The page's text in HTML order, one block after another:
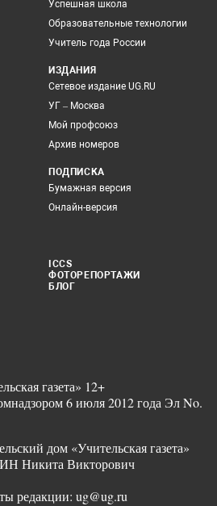
Успешная школа
Образовательные технологии
Учитель года России
ИЗДАНИЯ
Сетевое издание UG.RU
УГ – Москва
Мой профсоюз
Архив номеров
ПОДПИСКА
Бумажная версия
Онлайн-версия
ICCS
ФОТОРЕПОРТАЖИ
БЛОГ
газета» 12+
6 июля 2012 года Эл No.
дом «Учительская газета»
Никита Викторович
редакции: ug@ug.ru